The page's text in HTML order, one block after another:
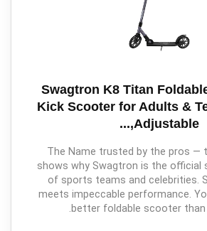
Swagtron K8 Titan
Kick Scooter for Adults &
Adjustable,...
The Name trusted by the pros —
shows why Swagtron is the official
of sports teams and celebrities.
meets impeccable performance.
better foldable scooter than